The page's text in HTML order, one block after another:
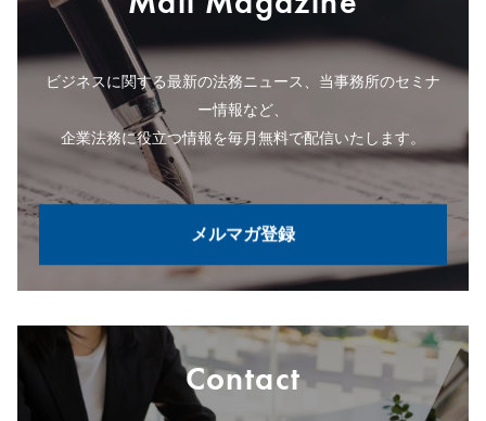
ビジネスに関する最新の法務ニュース、当事務所のセミナ
ー情報など、
企業法務に役立つ情報を毎月無料で配信いたします。
メルマガ登録
Contact